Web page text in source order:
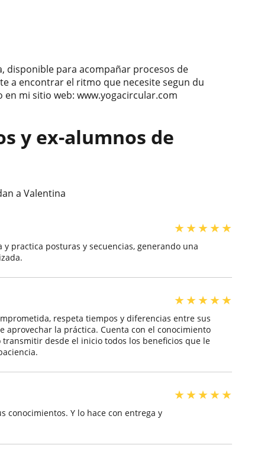
disponible para acompañar procesos de
a encontrar el ritmo que necesite segun du
mi sitio web: www.yogacircular.com
y ex-alumnos de
a Valentina
★★★★★
practica posturas y secuencias, generando una
★★★★★
respeta tiempos y diferencias entre sus
la práctica. Cuenta con el conocimiento
desde el inicio todos los beneficios que le
★★★★★
conocimientos. Y lo hace con entrega y